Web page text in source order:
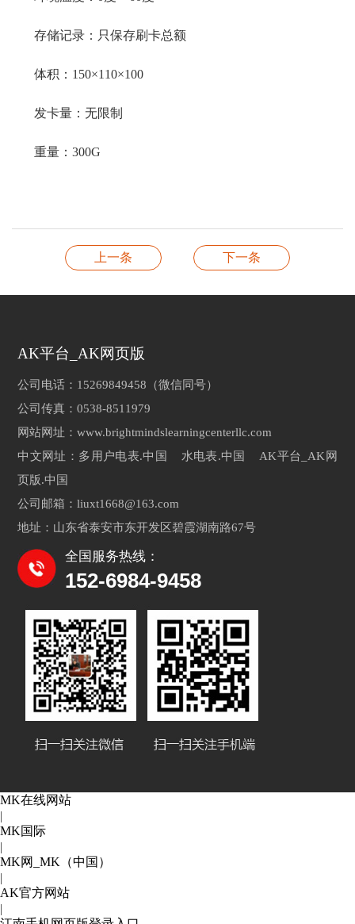
存储记录：只保存刷卡总额
体积：150×110×100
发卡量：无限制
重量：300G
上一条 下一条
AK平台_AK网页版
公司电话：15269849458（微信同号）
公司传真：0538-8511979
网站网址：www.brightmindslearningcenterllc.com
中文网址：多用户电表.中国 水电表.中国 AK平台_AK网
页版.中国
公司邮箱：liuxt1668@163.com
地址：山东省泰安市东开发区碧霞湖南路67号
全国服务热线：
152-6984-9458
MK在线网站
|
MK国际
|
MK网_MK（中国）
|
AK官方网站
|